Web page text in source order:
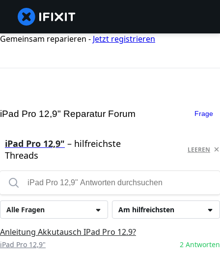
Gemeinsam reparieren - Jetzt registrieren
iPad Pro 12,9" Reparatur Forum Frage
iPad Pro 12,9" – hilfreichste
Threads
LEEREN
Am hilfreichsten
Alle Fragen
Anleitung Akkutausch IPad Pro 12.9?
iPad Pro 12,9" 2 Antworten